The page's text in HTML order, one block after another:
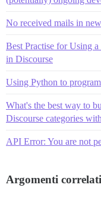
No received mails in
Best Practise for Using
in Discourse
Using Python to
What's the best way to
Discourse categories
API Error: You are not
Argomenti correlati